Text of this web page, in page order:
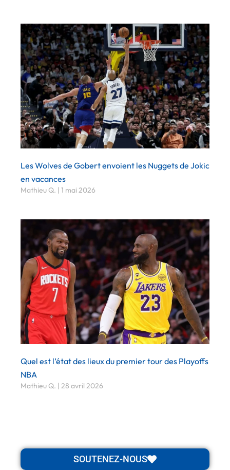
Les Wolves de Gobert envoient les Nuggets de Jokic
en vacances
Mathieu Q. 1 mai 2026
Quel est l’état des lieux du premier tour des Playoffs
NBA
Mathieu Q. 28 avril 2026
SOUTENEZ-NOUS